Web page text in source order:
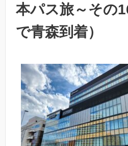
本パス旅～その
で青森到着）